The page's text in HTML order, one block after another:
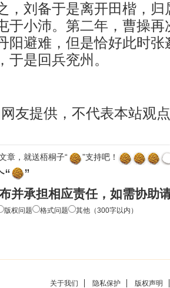
，刘备于是离开田楷，
于小沛。第二年，曹操
阳避难，但是恰好此时
于是回兵兖州。
友提供，不代表本站观点
章，就送梧桐子“ ”支持吧！
“ ”
并承担相应责任，如需协助
版权问题 格式问题 其他（300字以内）
关于我们 隐私保护
版权声明